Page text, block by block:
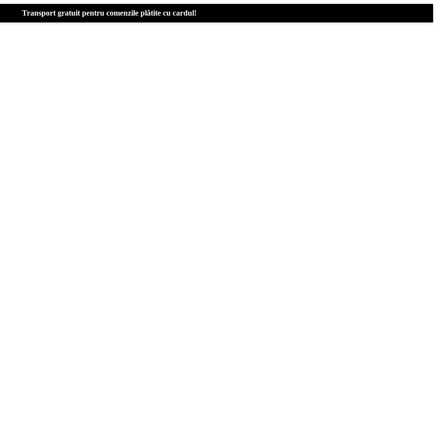
Transport gratuit pentru comenzile plătite cu cardul!